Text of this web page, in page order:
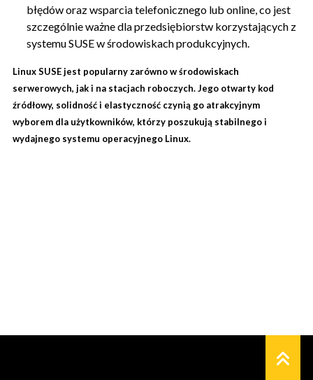
błędów oraz wsparcia telefonicznego lub online, co jest
szczególnie ważne dla przedsiębiorstw korzystających z
systemu SUSE w środowiskach produkcyjnych.
Linux SUSE jest popularny zarówno w środowiskach
serwerowych, jak i na stacjach roboczych. Jego otwarty kod
źródłowy, solidność i elastyczność czynią go atrakcyjnym
wyborem dla użytkowników, którzy poszukują stabilnego i
wydajnego systemu operacyjnego Linux.